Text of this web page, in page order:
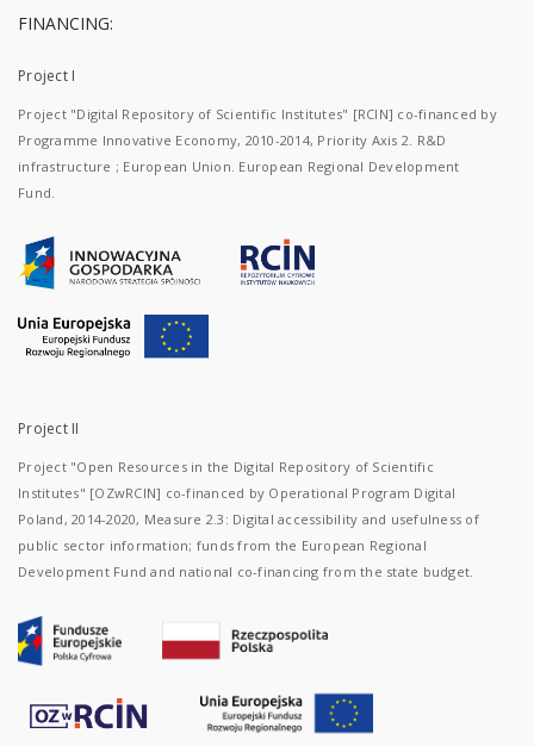
FINANCING:
Project I
Project "Digital Repository of Scientific Institutes" [RCIN] co-financed by
Programme Innovative Economy, 2010-2014, Priority Axis 2. R&D
infrastructure ; European Union. European Regional Development
Fund.
Project II
Project "Open Resources in the Digital Repository of Scientific
Institutes" [OZwRCIN] co-financed by Operational Program Digital
Poland, 2014-2020, Measure 2.3: Digital accessibility and usefulness of
public sector information; funds from the European Regional
Development Fund and national co-financing from the state budget.